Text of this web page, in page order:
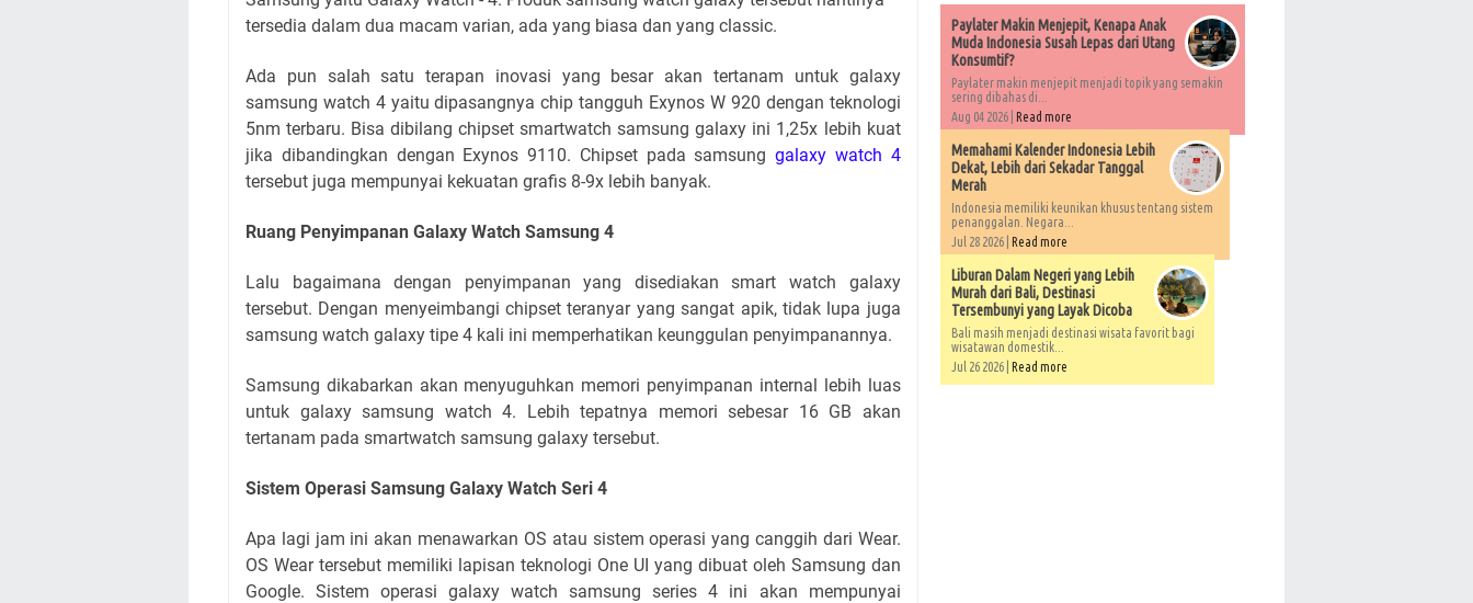
tersedia dalam dua macam varian, ada yang biasa dan yang classic.
Ada pun salah satu terapan inovasi yang besar akan tertanam untuk galaxy
samsung watch 4 yaitu dipasangnya chip tangguh Exynos W 920 dengan teknologi
5nm terbaru. Bisa dibilang chipset smartwatch samsung galaxy ini 1,25x lebih kuat
jika dibandingkan dengan Exynos 9110. Chipset pada samsunggalaxy watch 4
tersebut juga mempunyai kekuatan grafis 8-9x lebih banyak.
Ruang Penyimpanan Galaxy Watch Samsung 4
Lalu bagaimana dengan penyimpanan yang disediakan smart watch galaxy
tersebut. Dengan menyeimbangi chipset teranyar yang sangat apik, tidak lupa juga
samsung watch galaxy tipe 4 kali ini memperhatikan keunggulan penyimpanannya.
Samsung dikabarkan akan menyuguhkan memori penyimpanan internal lebih luas
untuk galaxy samsung watch 4. Lebih tepatnya memori sebesar 16 GB akan
tertanam pada smartwatch samsung galaxy tersebut.
Sistem Operasi Samsung Galaxy Watch Seri 4
Apa lagi jam ini akan menawarkan OS atau sistem operasi yang canggih dari Wear.
OS Wear tersebut memiliki lapisan teknologi One UI yang dibuat oleh Samsung dan
Google. Sistem operasi galaxy watch samsung series 4 ini akan mempunyai
Paylater Makin Menjepit, Kenapa Anak
Muda Indonesia Susah Lepas dari Utang
Konsumtif?
Paylater makin menjepit menjadi topik yang semakin
sering dibahas di...
Aug 04 2026 | Read more
Memahami Kalender Indonesia Lebih
Dekat, Lebih dari Sekadar Tanggal
Merah
Indonesia memiliki keunikan khusus tentang sistem
penanggalan. Negara...
Jul 28 2026 | Read more
Liburan Dalam Negeri yang Lebih
Murah dari Bali, Destinasi
Tersembunyi yang Layak Dicoba
Bali masih menjadi destinasi wisata favorit bagi
wisatawan domestik...
Jul 26 2026 | Read more